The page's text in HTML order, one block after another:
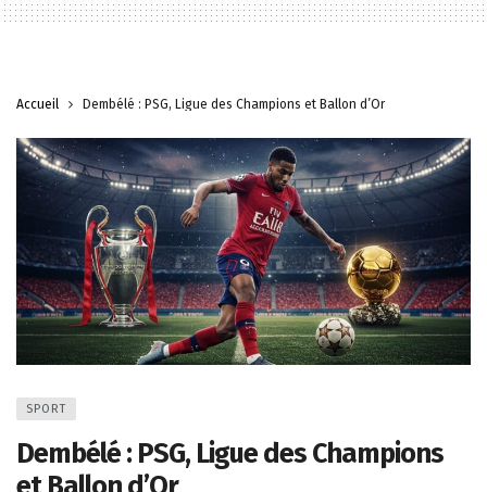
Accueil Dembélé : PSG, Ligue des Champions et Ballon d’Or
SPORT
Dembélé : PSG, Ligue des Champions